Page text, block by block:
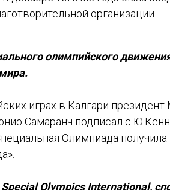
организации.
олимпийского
играх в Калгари
Самаранч подписал с
Олимпиада
Olympics International,